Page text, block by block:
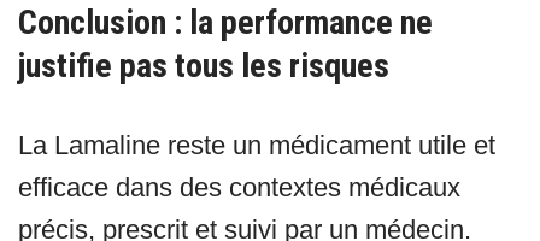
Conclusion : la performance ne
justifie pas tous les risques
La Lamaline reste un médicament utile et
efficace dans des contextes médicaux
précis, prescrit et suivi par un médecin.